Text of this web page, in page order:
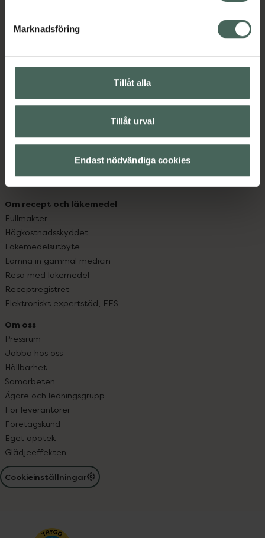
Marknadsföring
Tillåt alla
Tillåt urval
Endast nödvändiga cookies
med oss.
Kundservice
Kontakta oss
Hitta apotek
Leverans, betalning och retur
Kundklubb
Köpvillkor
Om recept och läkemedel
Fullmakter
Högkostnadsskyddet
Läkemedelsutbyte
Lämna in gammal medicin
Resa med läkemedel
Receptregistret
Elektroniskt expertstöd, EES
Om oss
Pressrum
Jobba hos oss
Hållbarhet
Samarbeten
Ägare och ledningsgrupp
För leverantörer
Företagskund
Eget apotek
Glädjeeffekten
Cookieinställningar